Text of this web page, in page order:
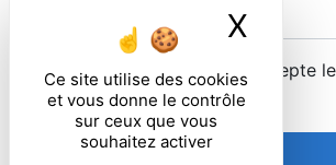
Ce site utilise des cookies
et vous donne le contrôle
sur ceux que vous
souhaitez activer
X
En cochant cette case, j'accepte
particulières ci-dessous **